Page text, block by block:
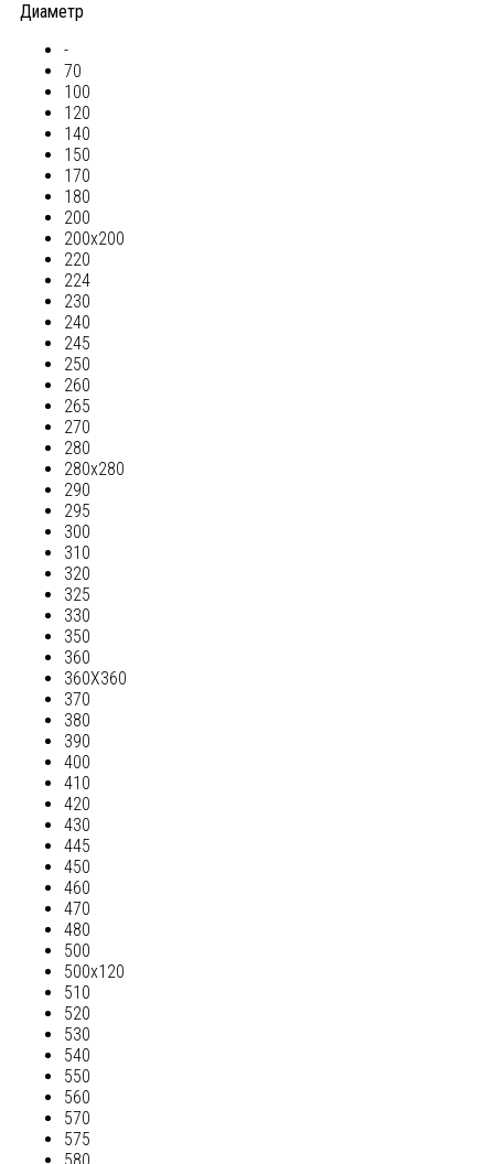
Диаметр
-
70
100
120
140
150
170
180
200
200х200
220
224
230
240
245
250
260
265
270
280
280х280
290
295
300
310
320
325
330
350
360
360Х360
370
380
390
400
410
420
430
445
450
460
470
480
500
500х120
510
520
530
540
550
560
570
575